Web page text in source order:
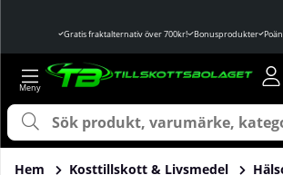
Gratis fraktalternativ över 700kr! Bonusprodukter
Hem Kosttillskott & Livsmedel